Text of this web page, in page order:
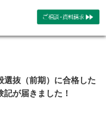
選抜（前期）に合格した
が届きました！